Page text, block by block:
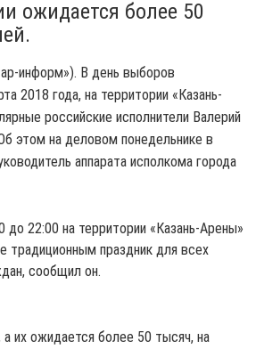
ожидается более 50
информ»). В день выборов
2018 года, на территории «Казань-
российские исполнители Валерий
этом на деловом понедельнике в
аппарата исполкома города
22:00 на территории «Казань-Арены»
традиционным праздник для всех
сообщил он.
их ожидается более 50 тысяч, на